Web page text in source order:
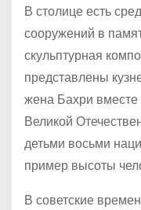
В столице есть
сооружений в
скульптурная
представлены
жена Бахри
Великой
детьми восьми
пример высоты
В советские